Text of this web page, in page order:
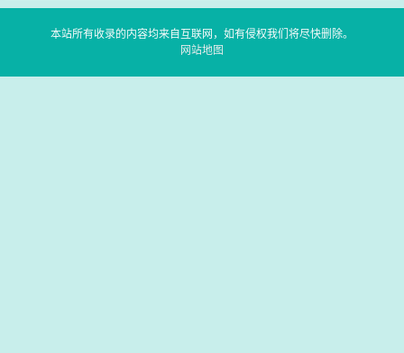
本站所有收录的内容均来自互联网，如有侵权我们将尽快删除。
网站地图